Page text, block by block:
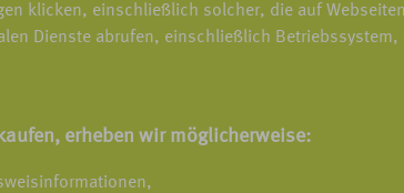
klicken, einschließlich solcher, die auf
Dienste abrufen, einschließlich
erheben wir möglicherweise: